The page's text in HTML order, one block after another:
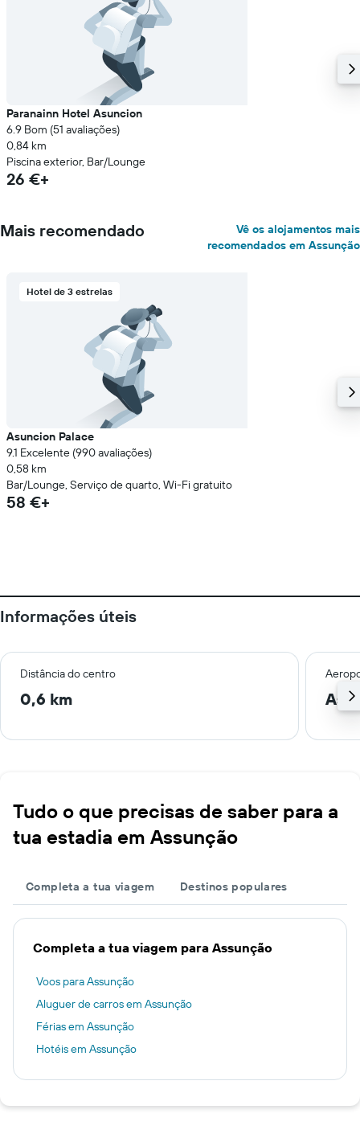
Paranainn Hotel Asuncion
6.9 Bom (51 avaliações)
0,84 km
Piscina exterior, Bar/Lounge
26 €+
Mais recomendado
Vê os alojamentos mais
recomendados em Assunção
Hotel de 3 estrelas
Asuncion Palace
9.1 Excelente (990 avaliações)
0,58 km
Bar/Lounge, Serviço de quarto, Wi-Fi gratuito
58 €+
Informações úteis
Distância do centro
0,6 km
Tudo o que precisas de saber para a
tua estadia em Assunção
Completa a tua viagem Destinos populares
Completa a tua viagem para Assunção
Voos para Assunção
Aluguer de carros em Assunção
Férias em Assunção
Hotéis em Assunção